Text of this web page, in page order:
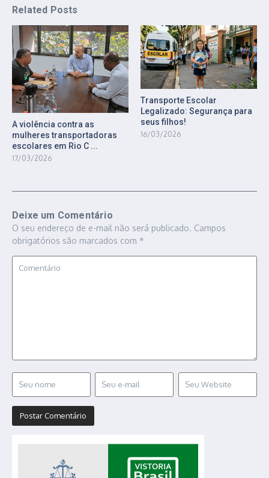
Related Posts
A violência contra as
mulheres transportadoras
escolares em Rio C ...
17/03/2026
Transporte Escolar
Legalizado: Segurança para
seus filhos!
16/03/2026
Deixe um Comentário
O seu endereço de e-mail não será publicado. Campos
obrigatórios são marcados com *